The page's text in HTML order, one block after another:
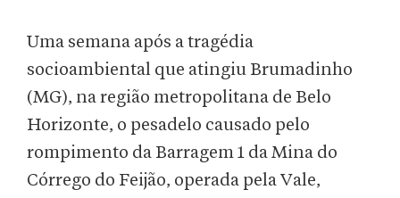
Uma semana após a tragédia
socioambiental que atingiu Brumadinho
(MG), na região metropolitana de Belo
Horizonte, o pesadelo causado pelo
rompimento da Barragem 1 da Mina do
Córrego do Feijão, operada pela Vale,